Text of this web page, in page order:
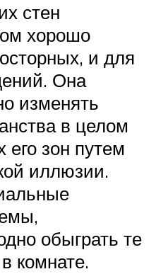
стен
хорошо
и для
Она
изменять
в целом
зон путем
иллюзии.
обыграть те
комнате.